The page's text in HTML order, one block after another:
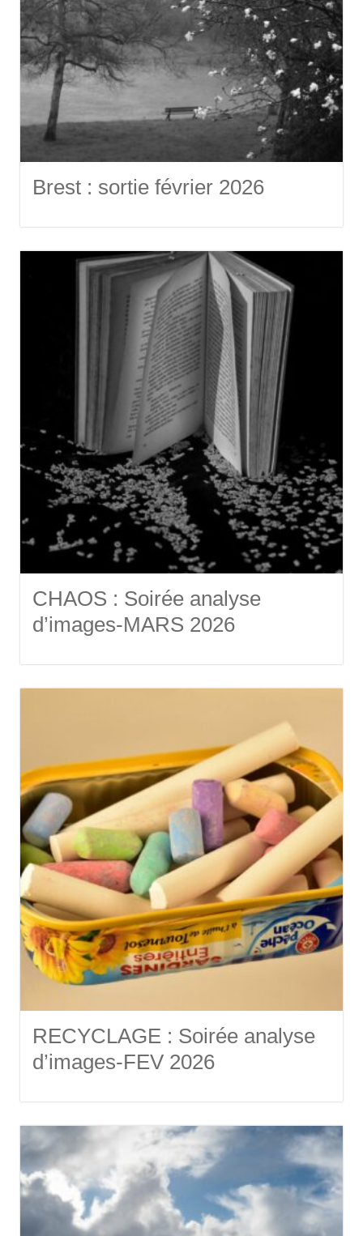
Brest : sortie février 2026
CHAOS : Soirée analyse
d’images-MARS 2026
RECYCLAGE : Soirée analyse
d’images-FEV 2026